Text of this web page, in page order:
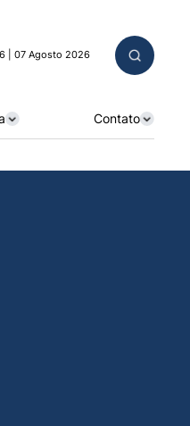
| 07 Agosto 2026
Contato